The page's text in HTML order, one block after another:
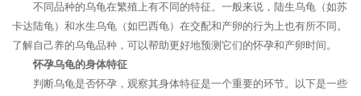
不同品种的乌龟在繁殖上有不同的特征。一般来说，陆生乌龟（如苏
卡达陆龟）和水生乌龟（如巴西龟）在交配和产卵的行为上也有所不同。
了解自己养的乌龟品种，可以帮助更好地预测它们的怀孕和产卵时间。
怀孕乌龟的身体特征
判断乌龟是否怀孕，观察其身体特征是一个重要的环节。以下是一些